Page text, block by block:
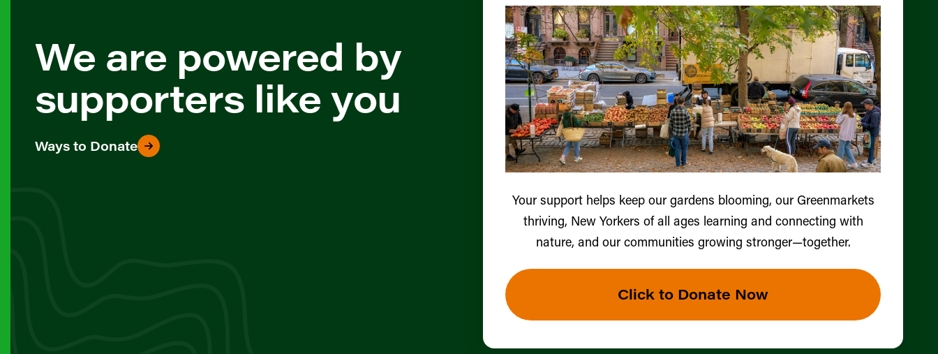
We are powered by
supporters like you
Ways to Donate
Your support helps keep our gardens blooming, our Greenmarkets
thriving, New Yorkers of all ages learning and connecting with
nature, and our communities growing stronger—together.
Click to Donate Now